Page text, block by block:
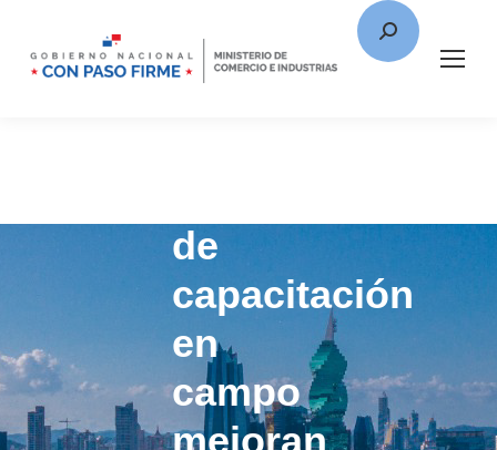
de
capacitación
en
campo
mejoran